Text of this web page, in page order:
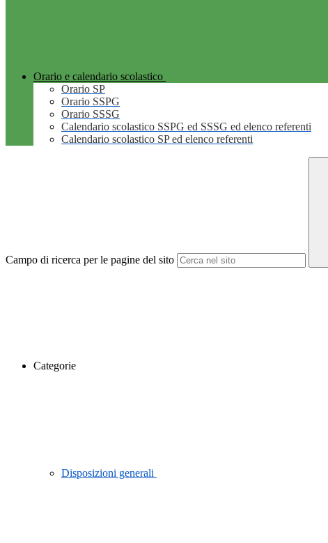
Orario e calendario scolastico
Orario SP
Orario SSPG
Orario SSSG
Calendario scolastico SSPG ed SSSG ed elenco referenti
Calendario scolastico SP ed elenco referenti
Campo di ricerca per le pagine del sito
Categorie
Disposizioni generali